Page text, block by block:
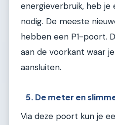
energieverbruik, heb
nodig. De meeste
hebben een P1-poort.
aan de voorkant waar
aansluiten.
5. De meter en
Via deze poort kun je